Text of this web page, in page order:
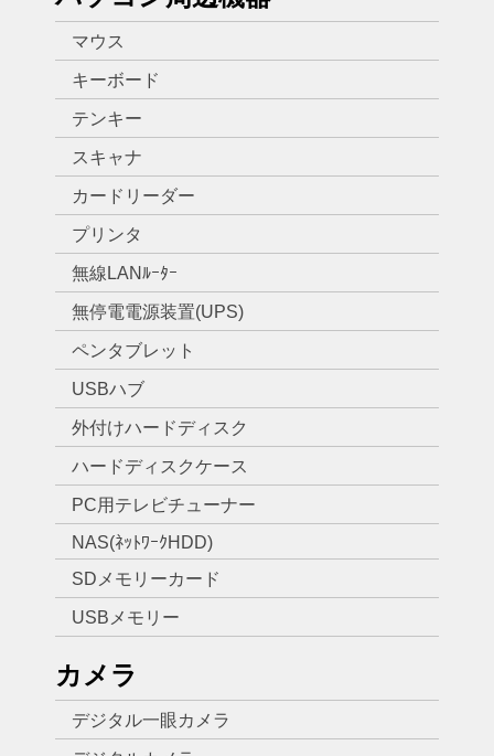
マウス
キーボード
テンキー
スキャナ
カードリーダー
プリンタ
無線LANﾙｰﾀｰ
無停電電源装置(UPS)
ペンタブレット
USBハブ
外付けハードディスク
ハードディスクケース
PC用テレビチューナー
NAS(ﾈｯﾄﾜｰｸHDD)
SDメモリーカード
USBメモリー
カメラ
デジタル一眼カメラ